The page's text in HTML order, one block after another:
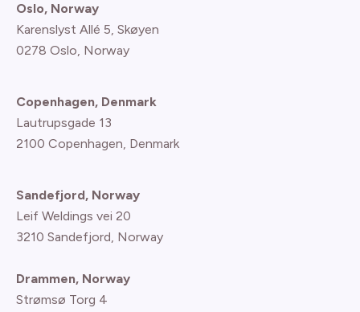
Oslo, Norway
Karenslyst Allé 5, Skøyen
0278 Oslo, Norway
Copenhagen, Denmark
Lautrupsgade 13
2100 Copenhagen, Denmark
Sandefjord, Norway
Leif Weldings vei 20
3210 Sandefjord, Norway
Drammen, Norway
Strømsø Torg 4